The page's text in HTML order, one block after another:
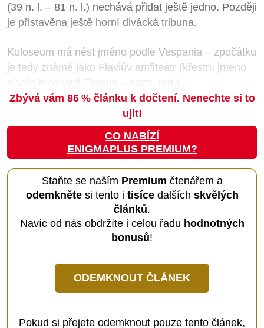
(39 n. l. – 81 n. l.) nechává přidat ještě jedno. Později
je přistavěna ještě horní divácká tribuna.
Koloseum má nést jméno podle Vespania – zpočátku
je tedy známé jako Flaviův amﬁteátr (křestní jméno
Zbývá vám 86 %článku k dočtení. Nenechte si to
ujít!
CO NABÍZÍ
ENIGMAPLUS PREMIUM?
Staňte se naším Premium čtenářem a
odemknětesi tento i tisícedalších skvělých
článků.
Navíc od nás obdržíte i celou řadu hodnotných
bonusů!
ODEMKNOUT ČLÁNEK
Pokud si přejete odemknout pouze tento článek,